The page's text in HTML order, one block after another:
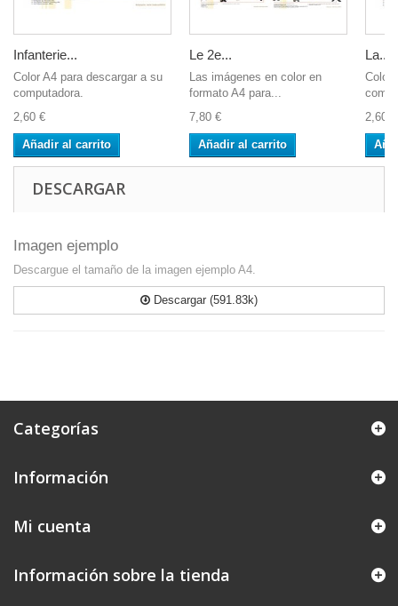
Infanterie...
Color A4 para descargar a su
computadora.
2,60 €
Añadir al carrito
Le 2e...
Las imágenes en color en
formato A4 para...
7,80 €
Añadir al carrito
La...
Color
2,60 €
DESCARGAR
Imagen ejemplo
Descargue el tamaño de la imagen ejemplo A4.
Descargar (591.83k)
Categorías
Información
Mi cuenta
Información sobre la tienda